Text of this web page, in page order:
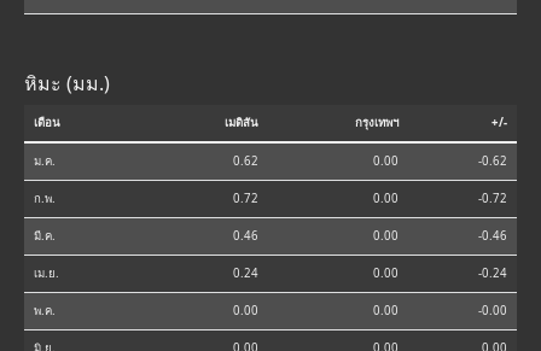
หิมะ (มม.)
เดือน เมดิสัน กรุงเทพฯ +/-
ม.ค. 0.62 0.00 -0.62
ก.พ. 0.72 0.00 -0.72
มี.ค. 0.46 0.00 -0.46
เม.ย. 0.24 0.00 -0.24
พ.ค. 0.00 0.00 -0.00